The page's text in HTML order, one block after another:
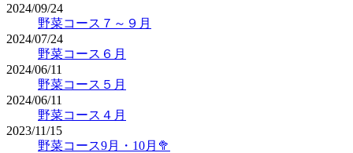
2024/09/24
野菜コース７～９月
2024/07/24
野菜コース６月
2024/06/11
野菜コース５月
2024/06/11
野菜コース４月
2023/11/15
野菜コース9月・10月🥦